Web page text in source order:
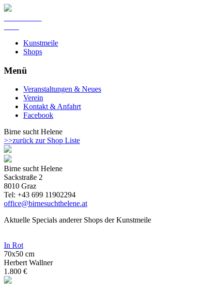
Kunstmeile
Shops
Menü
Veranstaltungen & Neues
Verein
Kontakt & Anfahrt
Facebook
Birne sucht Helene
>>zurück zur Shop Liste
Birne sucht Helene
Sackstraße 2
8010 Graz
Tel: +43 699 11902294
office@birnesuchthelene.at
Aktuelle Specials anderer Shops der Kunstmeile
In Rot
70x50 cm
Herbert Wallner
1.800 €